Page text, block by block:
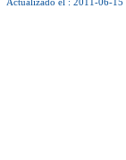
Actualizado el : 2011-06-15